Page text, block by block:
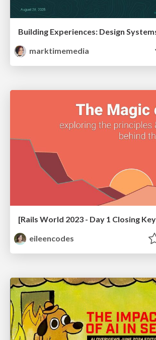
marktimemedia
eileencodes